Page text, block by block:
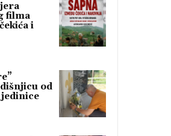
filma
i
od